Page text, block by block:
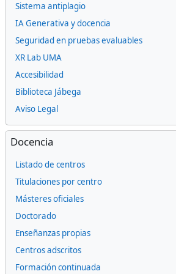
Sistema antiplagio
IA Generativa y docencia
Seguridad en pruebas evaluables
XR Lab UMA
Accesibilidad
Biblioteca Jábega
Aviso Legal
Omitir Docencia
Docencia
Listado de centros
Titulaciones por centro
Másteres oficiales
Doctorado
Enseñanzas propias
Centros adscritos
Formación continuada